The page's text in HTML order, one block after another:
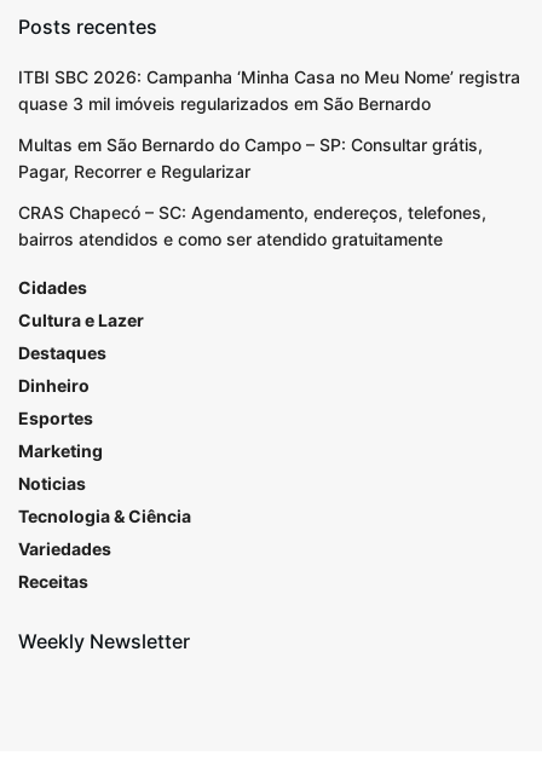
Posts recentes
ITBI SBC 2026: Campanha ‘Minha Casa no Meu Nome’ registra
quase 3 mil imóveis regularizados em São Bernardo
Multas em São Bernardo do Campo – SP: Consultar grátis,
Pagar, Recorrer e Regularizar
CRAS Chapecó – SC: Agendamento, endereços, telefones,
bairros atendidos e como ser atendido gratuitamente
Cidades
Cultura e Lazer
Destaques
Dinheiro
Esportes
Marketing
Noticias
Tecnologia & Ciência
Variedades
Receitas
Weekly Newsletter